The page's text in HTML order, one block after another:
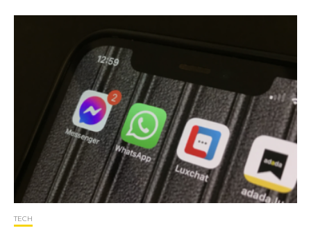
TECH